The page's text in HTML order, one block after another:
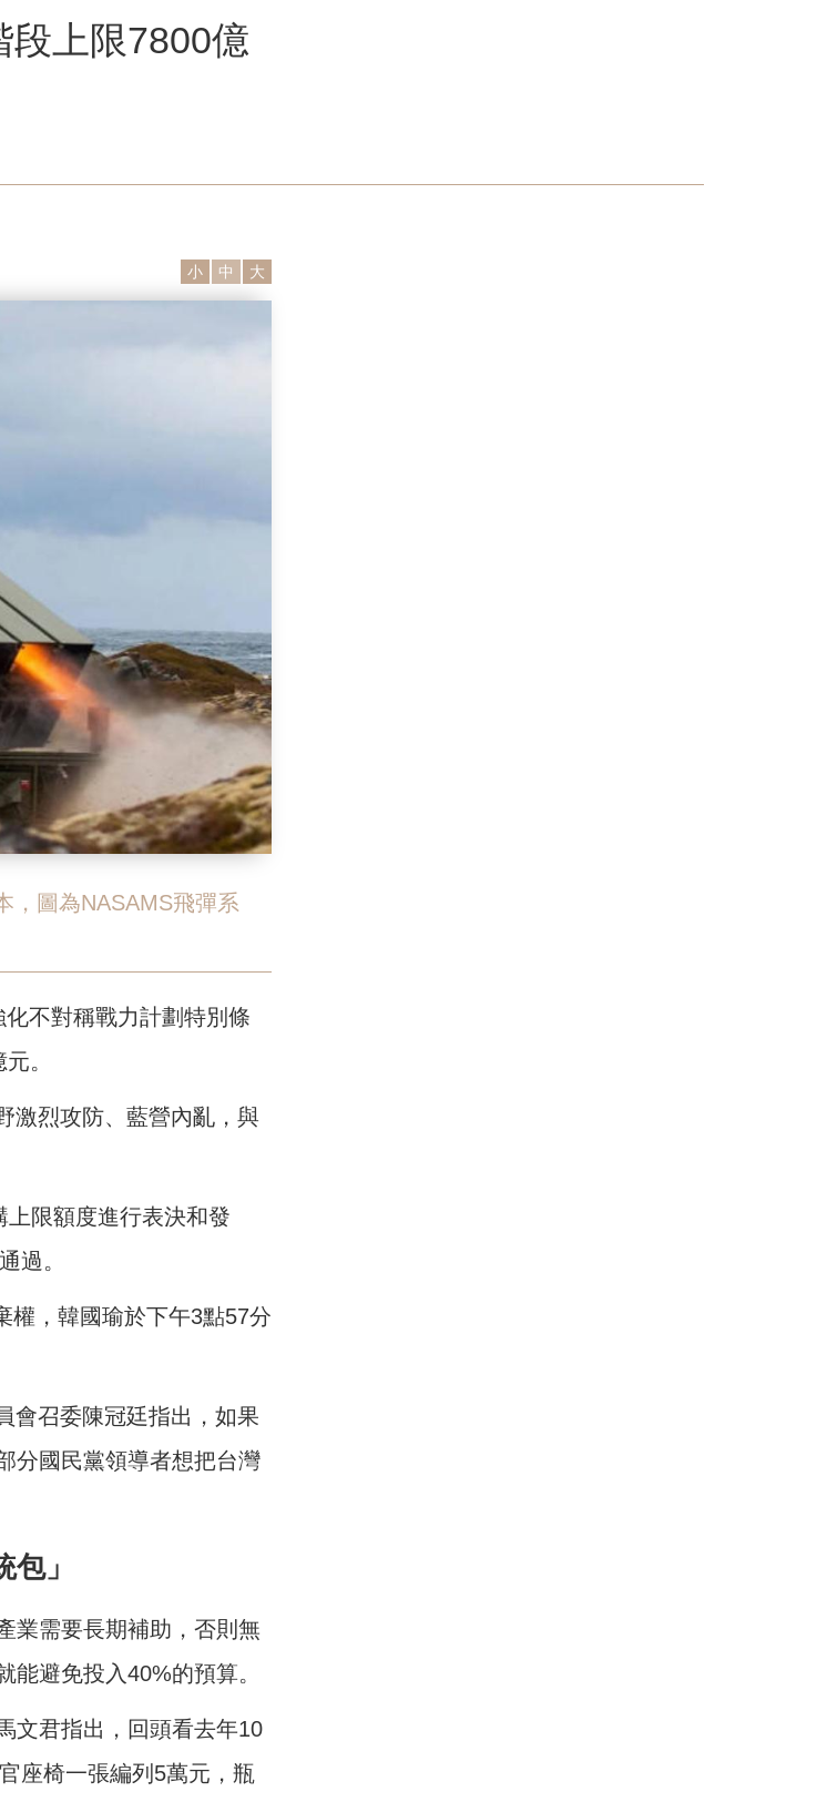
上限7800億
小 中 大
，圖為NASAMS飛彈系
不對稱戰力計劃特別條
。
激烈攻防、藍營內亂，與
限額度進行表決和發
過。
權，韓國瑜於下午3點57分
會召委陳冠廷指出，如果
分國民黨領導者想把台灣
」
業需要長期補助，否則無
避免投入40%的預算。
文君指出，回頭看去年10
座椅一張編列5萬元，瓶